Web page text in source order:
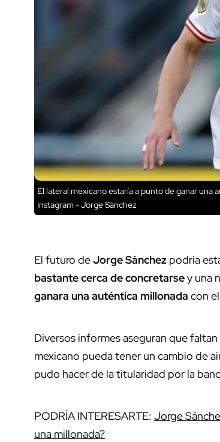
El lateral mexicano estaría a punto de ganar una
Instagram - Jorge Sánchez
El futuro deJorge Sánchez podría
bastante cerca de concretarsey una
ganara una auténtica millonada con
Diversos informes aseguran que
mexicano pueda tener un cambio de
pudo hacer de la titularidad por la
PODRÍA INTERESARTE: Jorge
una millonada?